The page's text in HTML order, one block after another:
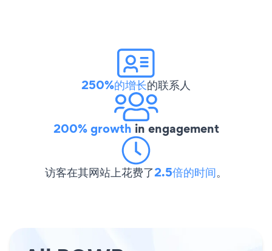
250%的增长的联系人
200% growth in engagement
访客在其网站上花费了2.5倍的时间。